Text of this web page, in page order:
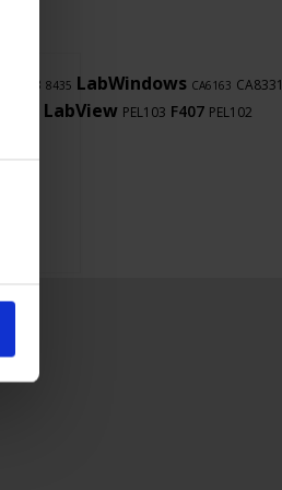
CA8333 8435 LabWindows CA6163
LabView PEL103 F407 PEL102